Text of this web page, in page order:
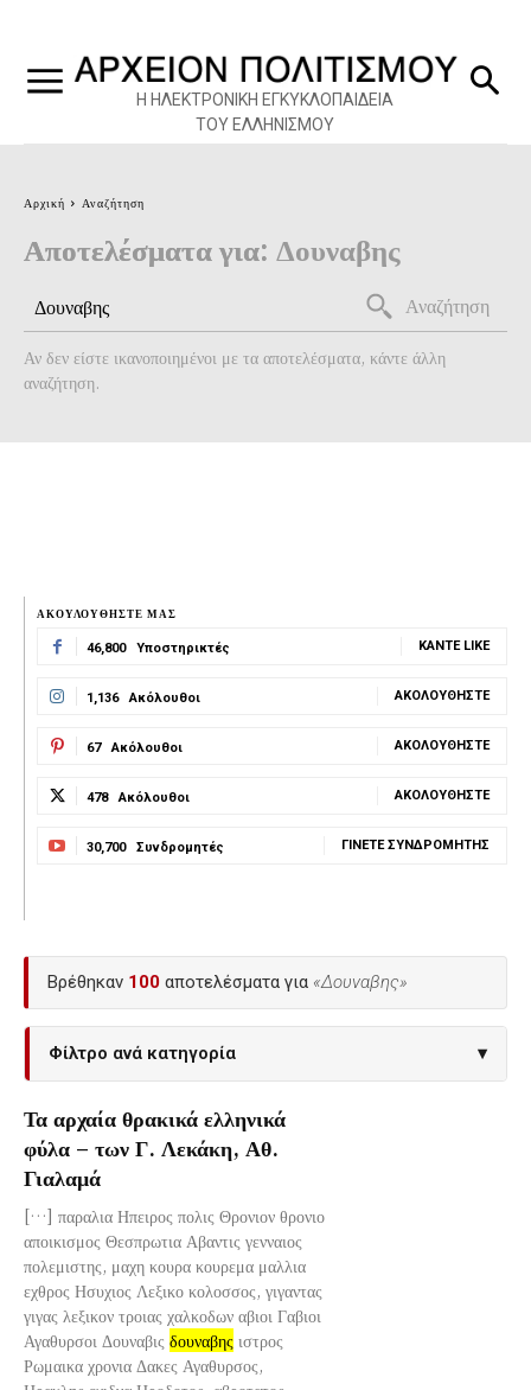
Η ΗΛΕΚΤΡΟΝΙΚΗ ΕΓΚΥΚΛΟΠΑΙΔΕΙΑ
ΤΟΥ ΕΛΛΗΝΙΣΜΟΥ
Αρχική Αναζήτηση
Αποτελέσματα για: Δουναβης
Αναζήτηση
Αν δεν είστε ικανοποιημένοι με τα αποτελέσματα, κάντε άλλη
αναζήτηση.
Βρέθηκαν 100 αποτελέσματα για «Δουναβης»
Φίλτρο ανά κατηγορία ▾
Τα αρχαία θρακικά ελληνικά
φύλα – των Γ. Λεκάκη, Αθ.
Γιαλαμά
[…] παραλια Ηπειρος πολις Θρονιον θρονιο
αποικισμος Θεσπρωτια Αβαντις γενναιος
πολεμιστης, μαχη κουρα κουρεμα μαλλια
εχθρος Ησυχιος Λεξικο κολοσσος, γιγαντας
γιγας λεξικον τροιας χαλκοδων αβιοι Γαβιοι
Αγαθυρσοι Δουναβις δουναβης ιστρος
Ρωμαικα χρονια Δακες Αγαθυρσος,
ΑΚΟΥΛΟΥΘΗΣΤΕ ΜΑΣ
46,800 Υποστηρικτές ΚΆΝΤΕ LIKE
1,136 Ακόλουθοι ΑΚΟΛΟΥΘΉΣΤΕ
67 Ακόλουθοι ΑΚΟΛΟΥΘΉΣΤΕ
478 Ακόλουθοι ΑΚΟΛΟΥΘΉΣΤΕ
30,700 Συνδρομητές ΓΊΝΕΤΕ ΣΥΝΔΡΟΜΗΤΉΣ